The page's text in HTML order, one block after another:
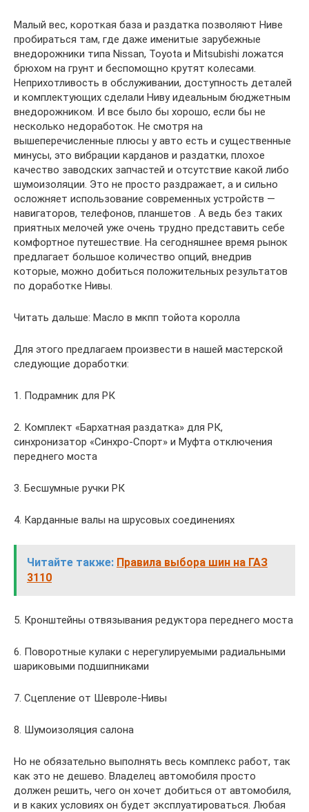
Малый вес, короткая база и раздатка позволяют Ниве
пробираться там, где даже именитые зарубежные
внедорожники типа Nissan, Toyota и Mitsubishi ложатся
брюхом на грунт и беспомощно крутят колесами.
Неприхотливость в обслуживании, доступность деталей
и комплектующих сделали Ниву идеальным бюджетным
внедорожником. И все было бы хорошо, если бы не
несколько недоработок. Не смотря на
вышеперечисленные плюсы у авто есть и существенные
минусы, это вибрации карданов и раздатки, плохое
качество заводских запчастей и отсутствие какой либо
шумоизоляции. Это не просто раздражает, а и сильно
осложняет использование современных устройств —
навигаторов, телефонов, планшетов . А ведь без таких
приятных мелочей уже очень трудно представить себе
комфортное путешествие. На сегодняшнее время рынок
предлагает большое количество опций, внедрив
которые, можно добиться положительных результатов
по доработке Нивы.
Читать дальше: Масло в мкпп тойота королла
Для этого предлагаем произвести в нашей мастерской
следующие доработки:
1. Подрамник для РК
2. Комплект «Бархатная раздатка» для РК,
синхронизатор «Синхро-Спорт» и Муфта отключения
переднего моста
3. Бесшумные ручки РК
4. Карданные валы на шрусовых соединениях
Читайте также: Правила выбора шин на ГАЗ
3110
5. Кронштейны отвязывания редуктора переднего моста
6. Поворотные кулаки с нерегулируемыми радиальными
шариковыми подшипниками
7. Сцепление от Шевроле-Нивы
8. Шумоизоляция салона
Но не обязательно выполнять весь комплекс работ, так
как это не дешево. Владелец автомобиля просто
должен решить, чего он хочет добиться от автомобиля,
и в каких условиях он будет эксплуатироваться. Любая